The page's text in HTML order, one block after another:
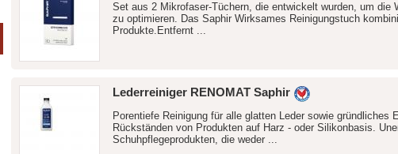
Set aus 2 Mikrofaser-Tüchern, die entwickelt wurden, um die
zu optimieren. Das Saphir Wirksames Reinigungstuch
Produkte.Entfernt ...
Lederreiniger RENOMAT Saphir
Porentiefe Reinigung für alle glatten Leder sowie gründliches
Rückständen von Produkten auf Harz - oder Silikonbasis.
Schuhpflegeprodukten, die weder ...